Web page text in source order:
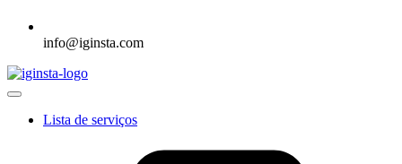
info@iginsta.com
Lista de serviços